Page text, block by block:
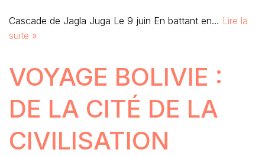
Cascade de Jagla Juga Le 9 juin En battant en… Lire la
suite »
VOYAGE BOLIVIE :
DE LA CITÉ DE LA
CIVILISATION